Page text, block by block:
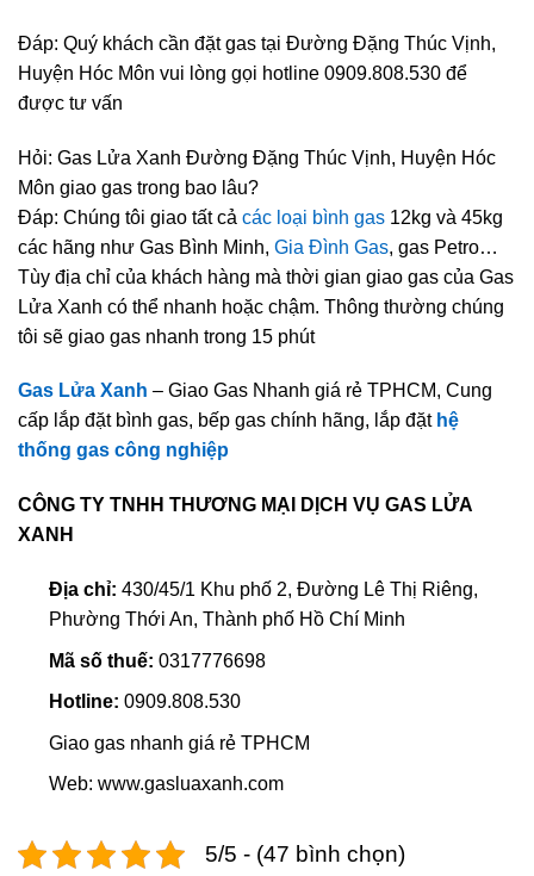
Đáp: Quý khách cần đặt gas tại Đường Đặng Thúc Vịnh,
Huyện Hóc Môn vui lòng gọi hotline 0909.808.530 để
được tư vấn
Hỏi: Gas Lửa Xanh Đường Đặng Thúc Vịnh, Huyện Hóc
Môn giao gas trong bao lâu?
Đáp: Chúng tôi giao tất cả các loại bình gas 12kg và 45kg
các hãng như Gas Bình Minh, Gia Đình Gas, gas Petro…
Tùy địa chỉ của khách hàng mà thời gian giao gas của Gas
Lửa Xanh có thể nhanh hoặc chậm. Thông thường chúng
tôi sẽ giao gas nhanh trong 15 phút
Gas Lửa Xanh – Giao Gas Nhanh giá rẻ TPHCM, Cung
cấp lắp đặt bình gas, bếp gas chính hãng, lắp đặt hệ
thống gas công nghiệp
CÔNG TY TNHH THƯƠNG MẠI DỊCH VỤ GAS LỬA
XANH
Địa chỉ: 430/45/1 Khu phố 2, Đường Lê Thị Riêng,
Phường Thới An, Thành phố Hồ Chí Minh
Mã số thuế: 0317776698
Hotline: 0909.808.530
Giao gas nhanh giá rẻ TPHCM
Web: www.gasluaxanh.com
5/5 - (47 bình chọn)